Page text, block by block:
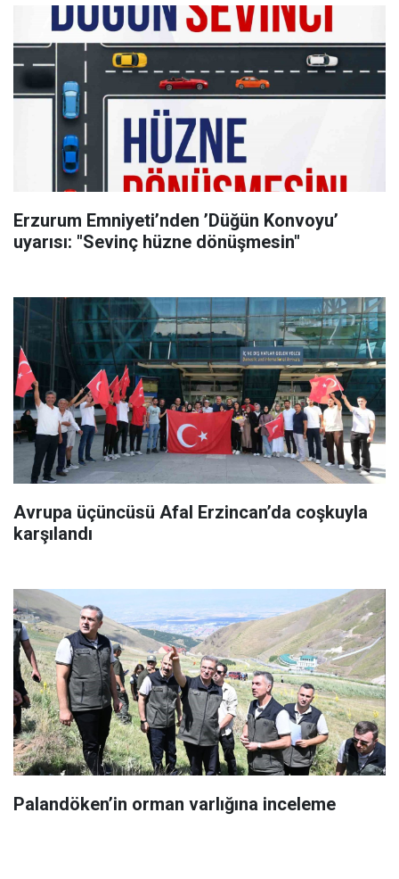
Erzurum Emniyeti’nden ’Düğün Konvoyu’
uyarısı: "Sevinç hüzne dönüşmesin"
Avrupa üçüncüsü Afal Erzincan’da coşkuyla
karşılandı
Palandöken’in orman varlığına inceleme